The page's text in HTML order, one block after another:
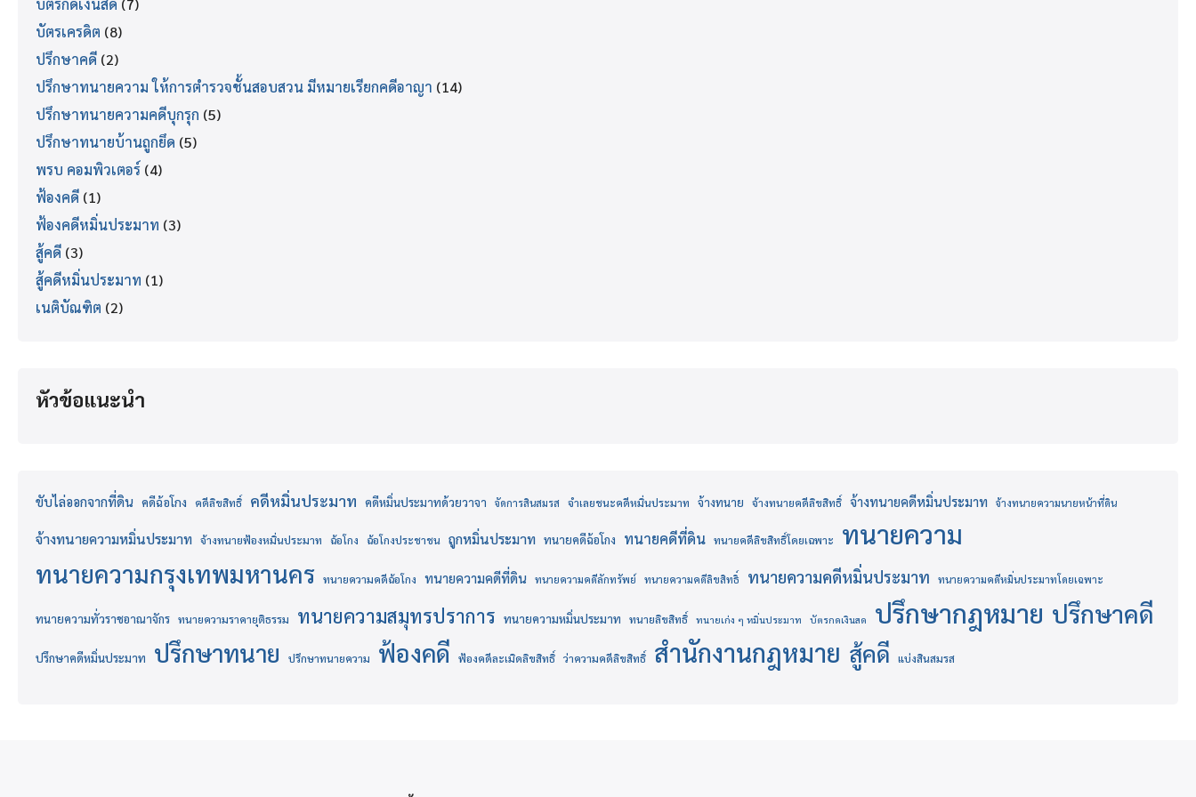
บัตรกดเงินสด (7)
บัตรเครดิต (8)
ปรึกษาคดี (2)
ปรึกษาทนายความ ให้การตำรวจชั้นสอบสวน มีหมายเรียกคดีอาญา (14)
ปรึกษาทนายความคดีบุกรุก (5)
ปรึกษาทนายบ้านถูกยึด (5)
พรบ คอมพิวเตอร์ (4)
ฟ้องคดี (1)
ฟ้องคดีหมิ่นประมาท (3)
สู้คดี (3)
สู้คดีหมิ่นประมาท (1)
เนติบัณฑิต (2)
หัวข้อแนะนำ
ขับไล่ออกจากที่ดิน คดีฉ้อโกง คดีลิขสิทธิ์ คดีหมิ่นประมาท คดีหมิ่นประมาทด้วยวาจา จัดการสินสมรส จำเลยชนะคดีหมิ่นประมาท จ้างทนาย จ้างทนายคดีลิขสิทธิ์ จ้างทนายคดีหมิ่นประมาท จ้างทนายความนายหน้าที่ดิน
จ้างทนายความหมิ่นประมาท จ้างทนายฟ้องหมิ่นประมาท ฉ้อโกง ฉ้อโกงประชาชน ถูกหมิ่นประมาท ทนายคดีฉ้อโกง ทนายคดีที่ดิน ทนายคดีลิขสิทธิ์โดยเฉพาะ ทนายความ
ทนายความกรุงเทพมหานคร ทนายความคดีฉ้อโกง ทนายความคดีที่ดิน ทนายความคดีลักทรัพย์ ทนายความคดีลิขสิทธิ์ ทนายความคดีหมิ่นประมาท ทนายความคดีหมิ่นประมาทโดยเฉพาะ
ทนายความทั่วราชอาณาจักร ทนายความราคายุติธรรม ทนายความสมุทรปราการ ทนายความหมิ่นประมาท ทนายลิขสิทธิ์ ทนายเก่ง ๆ หมิ่นประมาท บัตรกดเงินสด ปรึกษากฎหมาย ปรึกษาคดี
ปรึกษาคดีหมิ่นประมาท ปรึกษาทนาย ปรึกษาทนายความ ฟ้องคดี ฟ้องคดีละเมิดลิขสิทธิ์ ว่าความคดีลิขสิทธิ์ สำนักงานกฎหมาย สู้คดี แบ่งสินสมรส